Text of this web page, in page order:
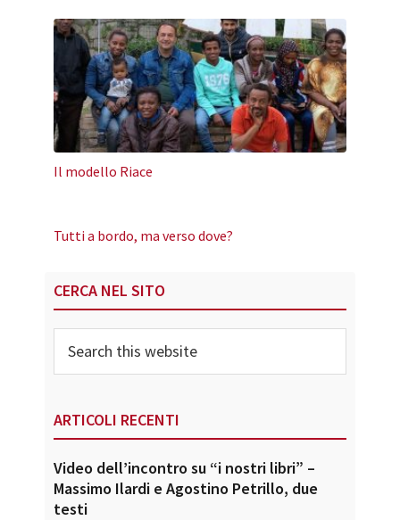
Il modello Riace
Tutti a bordo, ma verso dove?
Primary
Sidebar
CERCA NEL SITO
this
website
ARTICOLI RECENTI
Video dell’incontro su “i nostri libri” –
Massimo Ilardi e Agostino Petrillo, due
testi